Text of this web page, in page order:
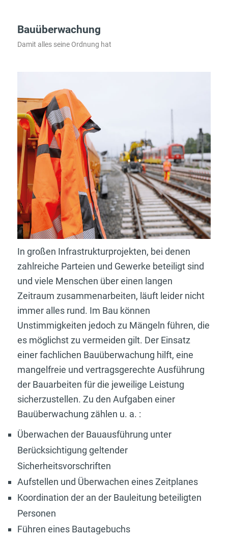
Bauüberwachung
Damit alles seine Ordnung hat
In großen Infrastrukturprojekten, bei denen
zahlreiche Parteien und Gewerke beteiligt sind
und viele Menschen über einen langen
Zeitraum zusammenarbeiten, läuft leider nicht
immer alles rund. Im Bau können
Unstimmigkeiten jedoch zu Mängeln führen, die
es möglichst zu vermeiden gilt. Der Einsatz
einer fachlichen Bauüberwachung hilft, eine
mangelfreie und vertragsgerechte Ausführung
der Bauarbeiten für die jeweilige Leistung
sicherzustellen. Zu den Aufgaben einer
Bauüberwachung zählen u. a. :
Überwachen der Bauausführung unter
Berücksichtigung geltender
Sicherheitsvorschriften
Aufstellen und Überwachen eines Zeitplanes
Koordination der an der Bauleitung beteiligten
Personen
Führen eines Bautagebuchs